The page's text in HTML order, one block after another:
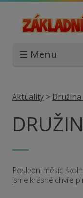
☰ Menu
Aktuality > Družina
Poslední měsíc
jsme krásné chvíle